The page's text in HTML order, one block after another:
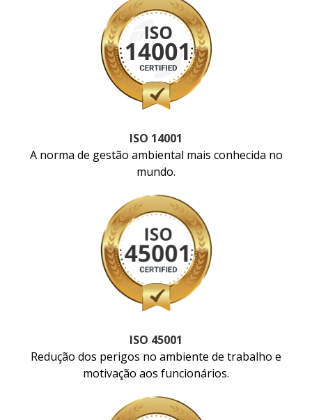
ISO 14001
A norma de gestão ambiental mais conhecida no
mundo.
ISO 45001
Redução dos perigos no ambiente de trabalho e
motivação aos funcionários.